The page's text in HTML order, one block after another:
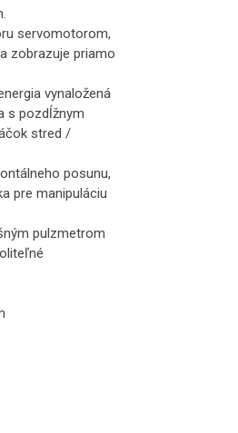
servomotorom,
zobrazuje priamo
vynaložená
s pozdĺžnym
stred /
posunu,
pre manipuláciu
pulzmetrom